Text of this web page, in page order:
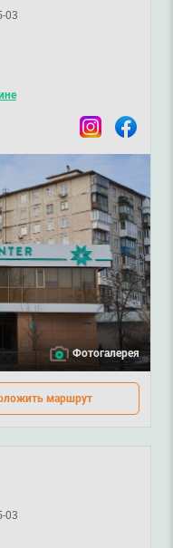
03
InstagramFacebook
Фотогалерея
маршрут
03